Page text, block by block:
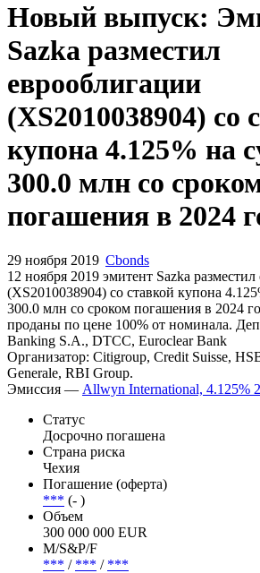
Новый выпуск:
Sazka разместил
еврооблигации
(XS2010038904) со
купона 4.125% на
300.0 млн со
погашения в 2024
29 ноября 2019 Cbonds
12 ноября 2019 эмитент Sazka
(XS2010038904) cо ставкой купона
300.0 млн со сроком погашения в 2024
проданы по цене 100% от номинала.
Banking S.A., DTCC, Euroclear Bank
Организатор: Citigroup, Credit Suisse,
Generale, RBI Group.
Эмиссия — Allwyn International, 4.125%
Статус
Досрочно погашена
Страна риска
Чехия
Погашение (оферта)
*** (- )
Объем
300 000 000 EUR
М/S&P/F
*** / *** / ***